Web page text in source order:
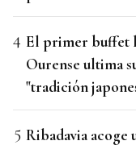
El primer buffet
Ourense ultima
"tradición
Ribadavia acoge